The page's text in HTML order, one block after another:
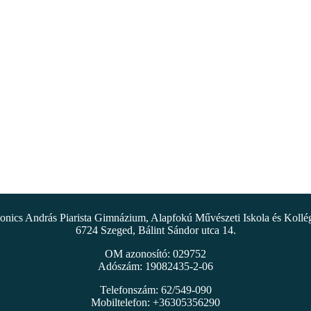
András Piarista Gimnázium, Alapfokú Művészeti Iskola és
6724 Szeged, Bálint Sándor utca 14.
OM azonosító: 029752
Adószám: 19082435-2-06
Telefonszám: 62/549-090
Mobiltelefon: +36305356290